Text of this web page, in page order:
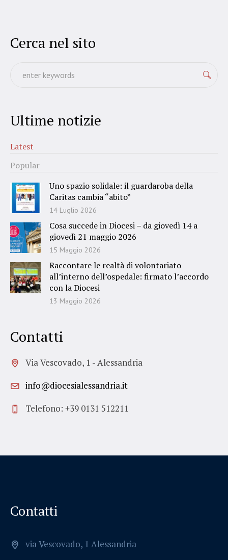
Cerca nel sito
Ultime notizie
Latest
Popular
Uno spazio solidale: il guardaroba della
Caritas cambia “abito”
14 Luglio 2026
Cosa succede in Diocesi – da giovedì 14 a
giovedì 21 maggio 2026
15 Maggio 2026
Raccontare le realtà di volontariato
all’interno dell’ospedale: firmato l’accordo
con la Diocesi
13 Maggio 2026
Contatti
Via Vescovado, 1 - Alessandria
info@diocesialessandria.it
Telefono: +39 0131 512211
Contatti
via Vescovado, 1 Alessandria